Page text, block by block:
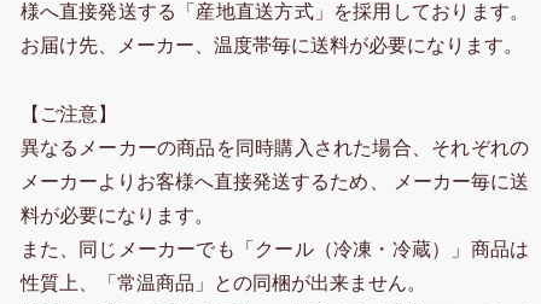
様へ直接発送する「産地直送方式」を採用しております。
お届け先、メーカー、温度帯毎に送料が必要になります。
【ご注意】
異なるメーカーの商品を同時購入された場合、それぞれの
メーカーよりお客様へ直接発送するため、 メーカー毎に送
料が必要になります。
また、同じメーカーでも「クール（冷凍・冷蔵）」商品は
性質上、「常温商品」との同梱が出来ません。